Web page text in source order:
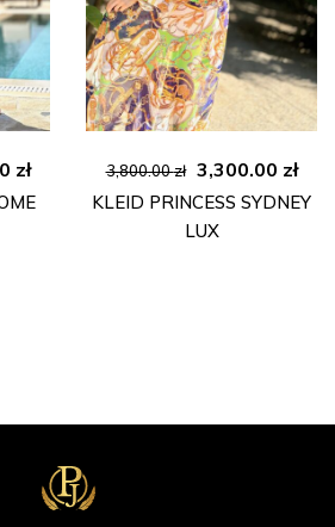
złAktueller
Preis
3,800.00zł Ursprünglicher
Preis
war:
3,300.00 zł
KLEID PRINCESS SYDNEY
LUX